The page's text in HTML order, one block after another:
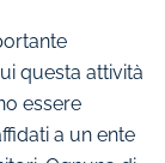
questa attività
essere
a un ente